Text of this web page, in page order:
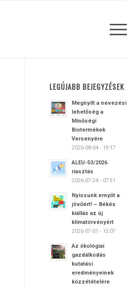
LEGÚJABB BEJEGYZÉSEK
Megnyílt a nevezési
lehetőség a
Minőségi
Biotermékek
Versenyére
2026-08-04 - 19:17
ALEU-53/2026
riasztás
2026-07-24 - 07:51
Nyissunk ernyőt a
jövőért! – Békés
kiállás az új
klímatörvényért
2026-07-01 - 15:07
Az ökológiai
gazdálkodás
kutatási
eredményeinek
közzétételére